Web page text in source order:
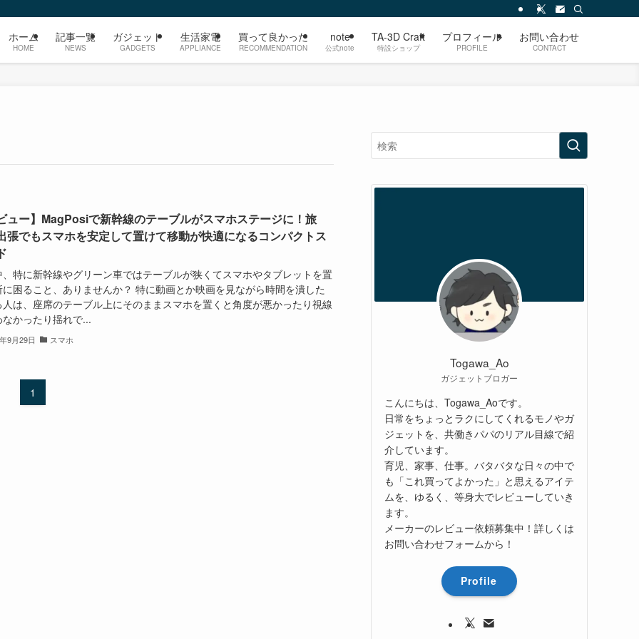
ホーム
HOME
記事一覧
NEWS
ガジェット
GADGETS
生活家電
APPLIANCE
買って良かった
RECOMMENDATION
note
公式note
TA-3D Craft
特設ショップ
プロフィール
PROFILE
お問い合わせ
CONTACT
ュー】MagPosiで新幹線のテーブルがスマホステージに！旅
張でもスマホを安定して置けて移動が快適になるコンパクトス
特に新幹線やグリーン車ではテーブルが狭くてスマホやタブレットを置
困ること、ありませんか？ 特に動画とか映画を見ながら時間を潰した
は、座席のテーブル上にそのままスマホを置くと角度が悪かったり視線
かったり揺れで...
9月29日 スマホ
1
Togawa_Ao
ガジェットブロガー
こんにちは、Togawa_Aoです。
日常をちょっとラクにしてくれるモノやガ
ジェットを、共働きパパのリアル目線で紹
介しています。
育児、家事、仕事。バタバタな日々の中で
も「これ買ってよかった」と思えるアイテ
ムを、ゆるく、等身大でレビューしていき
ます。
メーカーのレビュー依頼募集中！詳しくは
お問い合わせフォームから！
Profile